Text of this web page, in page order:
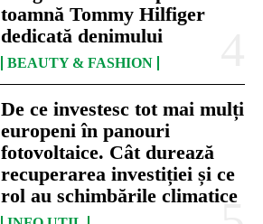
toamnă Tommy Hilfiger
dedicată denimului
BEAUTY & FASHION
De ce investesc tot mai mulți
europeni în panouri
fotovoltaice. Cât durează
recuperarea investiției și ce
rol au schimbările climatice